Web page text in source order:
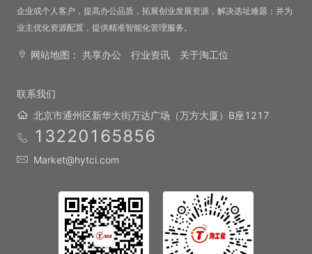
企业或个人客户，提高办公品质，拓展创业发展资源，解决选址难题；并为
业主优化资源配置，提供精准智能化管理服务。
网站地图： 共享办公 行业资讯 关于淘工位
联系我们
北京市通州区新华大街万达广场（万方大厦）B座1217
13220165856
Market@hytci.com